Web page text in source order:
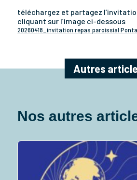
téléchargez et partagez
cliquant sur l’image ci-dessous
20260418_invitation repas paroissial
Autres
Nos autres